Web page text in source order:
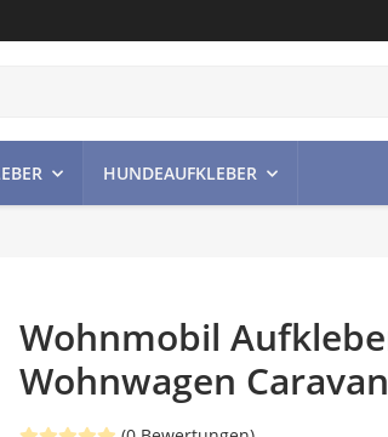
HUNDEAUFKLEBER
Wohnmobil
Wohnwagen Caravan